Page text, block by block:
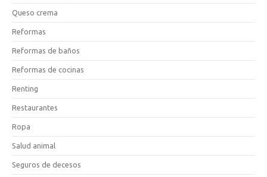
Queso crema
Reformas
Reformas de baños
Reformas de cocinas
Renting
Restaurantes
Ropa
Salud animal
Seguros de decesos